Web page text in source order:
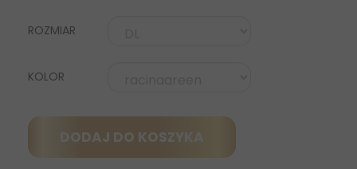
ROZMIAR
KOLOR
DODAJ DO KOSZYKA